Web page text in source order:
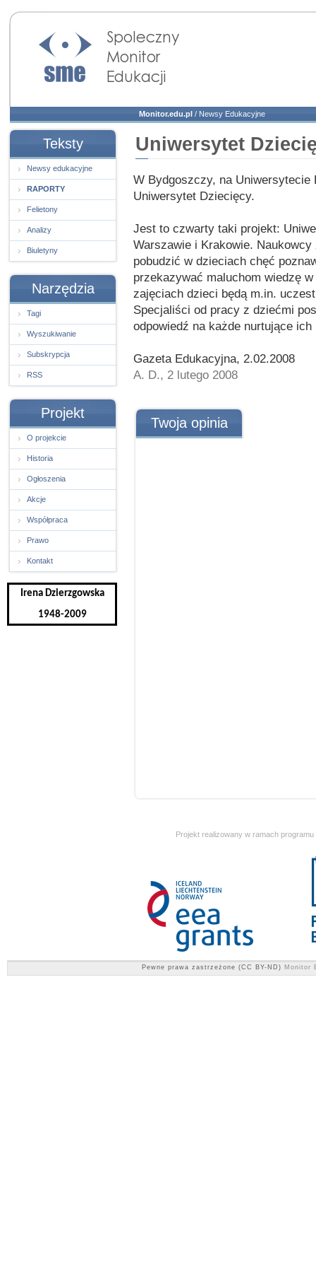
Społeczny Monitor
Edukacji
Monitor.edu.pl / Newsy Edukacyjne
Teksty
Newsy edukacyjne
RAPORTY
Felietony
Analizy
Biuletyny
Narzędzia
Tagi
Wyszukiwanie
Subskrypcja
RSS
Projekt
O projekcie
Historia
Ogłoszenia
Akcje
Współpraca
Prawo
Kontakt
Irena Dzierzgowska
1948-2009
Uniwersytet
W Bydgoszczy, na Uniwersytecie
Uniwersytet Dziecięcy.
Jest to czwarty taki projekt:
Warszawie i Krakowie.
pobudzić w dzieciach chęć
przekazywać maluchom wiedzę
zajęciach dzieci będą m.in.
Specjaliści od pracy z dziećmi
odpowiedź na każde nurtujące ich
Gazeta Edukacyjna, 2.02.2008
A. D., 2 lutego 2008
Twoja opinia
Projekt realizowany w ramach
Pewne prawa zastrzeżone (CC BY-ND) Monitor